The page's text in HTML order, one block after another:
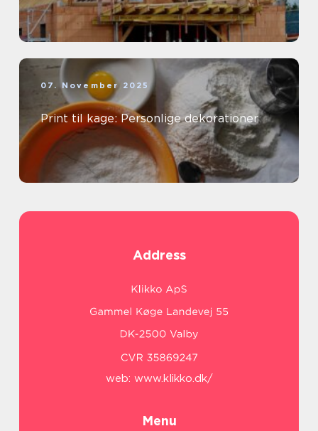
07. November 2025
Print til kage: Personlige dekorationer
Address
web: www.klikko.dk/
Menu